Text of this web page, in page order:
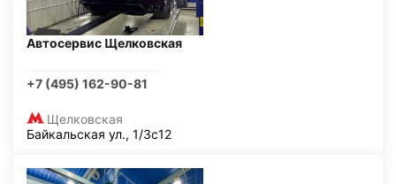
Автосервис Щелковская
+7 (495) 162-90-81
Щелковская
Байкальская ул., 1/3с12